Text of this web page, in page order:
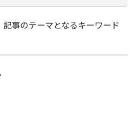
事のテーマとなるキーワード